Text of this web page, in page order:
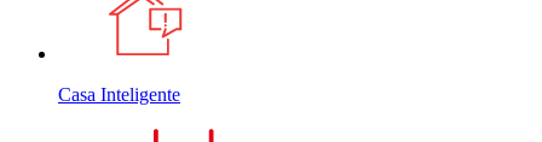
Casa Inteligente